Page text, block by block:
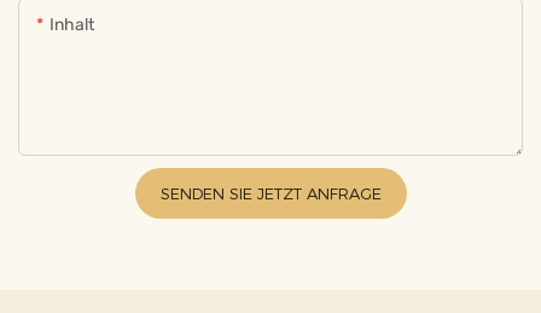
Inhalt
SENDEN SIE JETZT ANFRAGE